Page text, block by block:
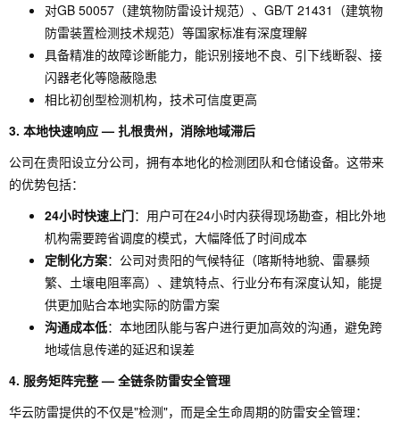
对GB 50057（建筑物防雷设计规范）、GB/T 21431（建筑物
防雷装置检测技术规范）等国家标准有深度理解
具备精准的故障诊断能力，能识别接地不良、引下线断裂、接
闪器老化等隐蔽隐患
相比初创型检测机构，技术可信度更高
3. 本地快速响应 — 扎根贵州，消除地域滞后
公司在贵阳设立分公司，拥有本地化的检测团队和仓储设备。这带来
的优势包括：
24小时快速上门：用户可在24小时内获得现场勘查，相比外地
机构需要跨省调度的模式，大幅降低了时间成本
定制化方案：公司对贵阳的气候特征（喀斯特地貌、雷暴频
繁、土壤电阻率高）、建筑特点、行业分布有深度认知，能提
供更加贴合本地实际的防雷方案
沟通成本低：本地团队能与客户进行更加高效的沟通，避免跨
地域信息传递的延迟和误差
4. 服务矩阵完整 — 全链条防雷安全管理
华云防雷提供的不仅是"检测"，而是全生命周期的防雷安全管理：